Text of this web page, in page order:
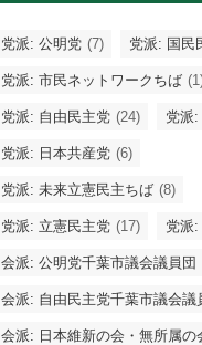
党派: 公明党 (7) 党派: 国民
党派: 市民ネットワークちば
党派: 自由民主党 (24) 党派
党派: 日本共産党 (6)
党派: 未来立憲民主ちば (8)
党派: 立憲民主党 (17) 党派:
会派: 公明党千葉市議会議員団
会派: 自由民主党千葉市議会議
会派: 日本維新の会・無所属の